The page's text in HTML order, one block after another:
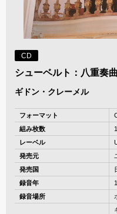
CD
シューベルト：八重奏
ギドン・クレーメル
フォーマット
組み枚数
1
レーベル
発売元
発売国
録音年
録音場所